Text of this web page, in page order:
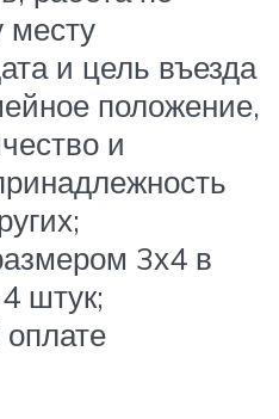
и цель въезда
положение,
и
3х4 в
штук;